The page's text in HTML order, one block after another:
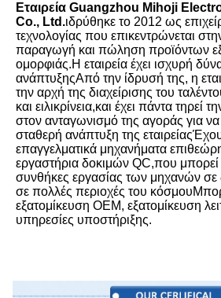
Εταιρεία Guangzhou Mihoji
Co., Ltd.ιδρύθηκε το 2012 ως
τεχνολογίας που επικεντρώνεται
παραγωγή και πώληση προϊόντων
ομορφιάς.Η εταιρεία έχει ισχυρή
ανάπτυξηςΑπό την ίδρυσή της, η
την αρχή της διαχείρισης του
και ειλικρίνεια,και έχει πάντα τηρεί
στον ανταγωνισμό της αγοράς για να
σταθερή ανάπτυξη της
επαγγελματικά μηχανήματα
εργαστήρια δοκιμών QC,που μπορεί
συνθήκες εργασίας των μηχανών σε
σε πολλές περιοχές του
εξατομίκευση OEM, εξατομίκευση
υπηρεσίες υποστήριξης.